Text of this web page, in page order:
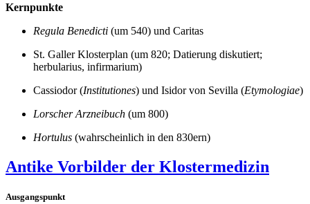
Kernpunkte
Regula Benedicti (um 540) und Caritas
St. Galler Klosterplan (um 820; Datierung diskutiert;
herbularius, infirmarium)
Cassiodor (Institutiones) und Isidor von Sevilla (Etymologiae)
Lorscher Arzneibuch (um 800)
Hortulus (wahrscheinlich in den 830ern)
Antike Vorbilder der Klostermedizin
Ausgangspunkt